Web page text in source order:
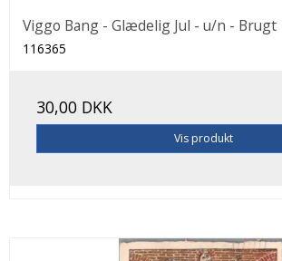
Viggo Bang - Glædelig Jul - u/n - Brugt
116365
30,00 DKK
Vis produkt